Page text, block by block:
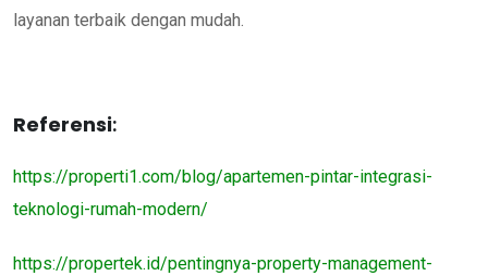
layanan terbaik dengan mudah.
Referensi:
https://properti1.com/blog/apartemen-pintar-integrasi-
teknologi-rumah-modern/
https://propertek.id/pentingnya-property-management-